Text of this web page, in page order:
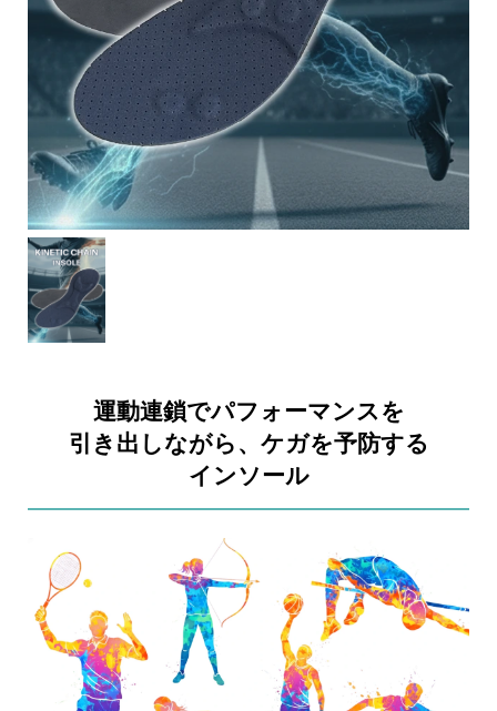
運動連鎖でパフォーマンスを
引き出しながら、ケガを予防する
インソール